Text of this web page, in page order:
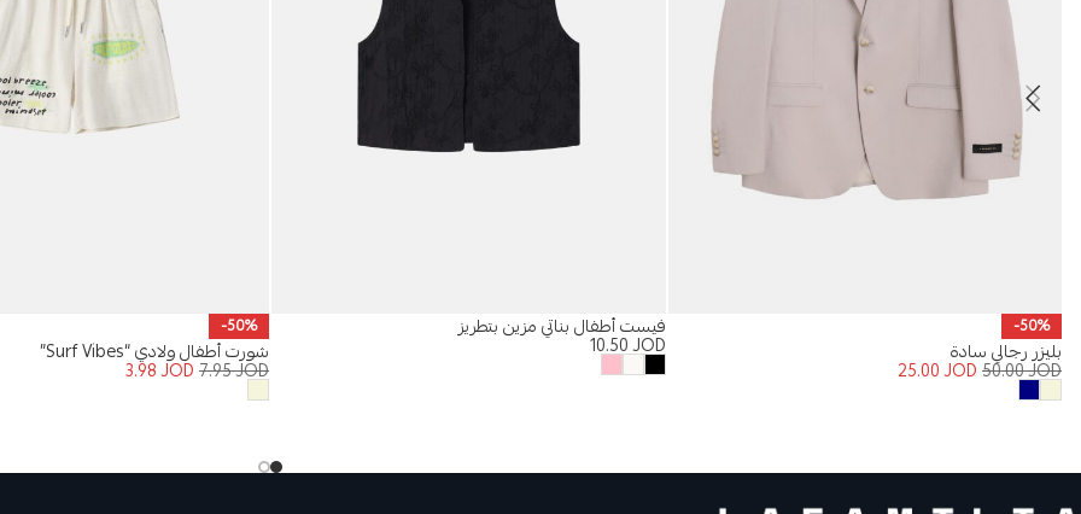
-50%
بليزر رجالي سادة
50.00JOD
25.00JOD
فيست أطفال بناتي مزين بتطريز
10.50JOD
-50%
شورت أطفال ولادي “Surf Vibes”
7.95JOD
3.98JOD